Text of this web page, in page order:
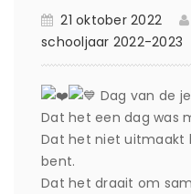
21 oktober 2022
schooljaar 2022-2023
Dag van de
Dat het een dag was
Dat het niet uitmaakt
bent.
Dat het draait om